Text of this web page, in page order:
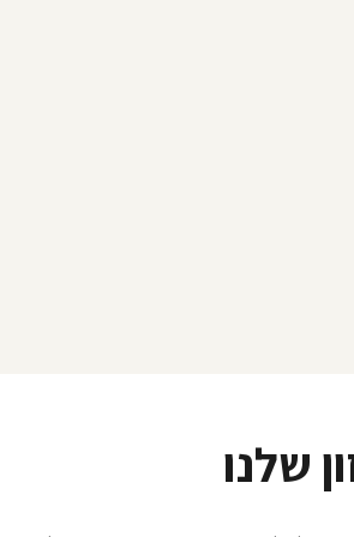
שלנו